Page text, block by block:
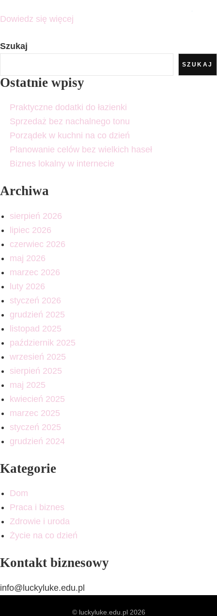
Dowiedz się więcej
Szukaj
SZUKAJ
Ostatnie wpisy
Praktyczne dodatki do łazienki
Sprzedaż bez nachalnego tonu
Porządek w kuchni na co dzień
Planowanie celów bez wielkich haseł
Biznes lokalny w internecie
Archiwa
sierpień 2026
lipiec 2026
czerwiec 2026
maj 2026
marzec 2026
luty 2026
styczeń 2026
grudzień 2025
listopad 2025
październik 2025
wrzesień 2025
sierpień 2025
maj 2025
kwiecień 2025
marzec 2025
styczeń 2025
grudzień 2024
Kategorie
Dom
Praca i biznes
Zdrowie i uroda
Życie na co dzień
Kontakt biznesowy
info@luckyluke.edu.pl
© luckyluke.edu.pl 2026